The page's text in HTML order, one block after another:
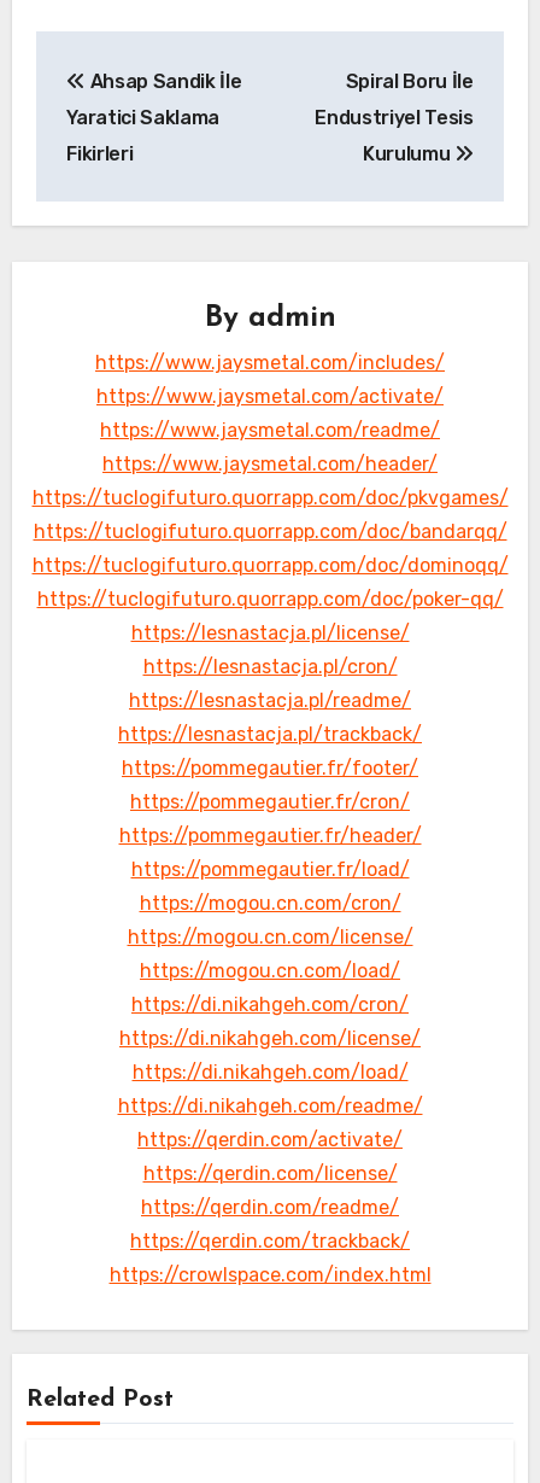
gezinmesi
Ahsap Sandik İle
Yaratici Saklama
Fikirleri
Spiral Boru İle
Endustriyel Tesis
Kurulumu
By admin
https://www.jaysmetal.com/includes/
https://www.jaysmetal.com/activate/
https://www.jaysmetal.com/readme/
https://www.jaysmetal.com/header/
https://tuclogifuturo.quorrapp.com/doc/pkvgames/
https://tuclogifuturo.quorrapp.com/doc/bandarqq/
https://tuclogifuturo.quorrapp.com/doc/dominoqq/
https://tuclogifuturo.quorrapp.com/doc/poker-qq/
https://lesnastacja.pl/license/
https://lesnastacja.pl/cron/
https://lesnastacja.pl/readme/
https://lesnastacja.pl/trackback/
https://pommegautier.fr/footer/
https://pommegautier.fr/cron/
https://pommegautier.fr/header/
https://pommegautier.fr/load/
https://mogou.cn.com/cron/
https://mogou.cn.com/license/
https://mogou.cn.com/load/
https://di.nikahgeh.com/cron/
https://di.nikahgeh.com/license/
https://di.nikahgeh.com/load/
https://di.nikahgeh.com/readme/
https://qerdin.com/activate/
https://qerdin.com/license/
https://qerdin.com/readme/
https://qerdin.com/trackback/
https://crowlspace.com/index.html
Related Post